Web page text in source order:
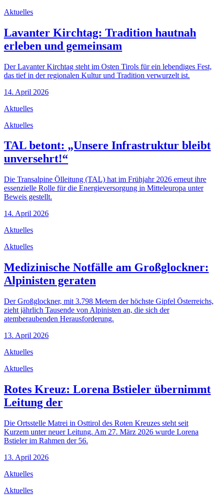
Aktuelles
Lavanter Kirchtag: Tradition hautnah
erleben und gemeinsam
Der Lavanter Kirchtag steht im Osten Tirols für ein lebendiges Fest,
das tief in der regionalen Kultur und Tradition verwurzelt ist.
14. April 2026
Aktuelles
Aktuelles
TAL betont: „Unsere Infrastruktur bleibt
unversehrt!“
Die Transalpine Ölleitung (TAL) hat im Frühjahr 2026 erneut ihre
essenzielle Rolle für die Energieversorgung in Mitteleuropa unter
Beweis gestellt.
14. April 2026
Aktuelles
Aktuelles
Medizinische Notfälle am Großglockner:
Alpinisten geraten
Der Großglockner, mit 3.798 Metern der höchste Gipfel Österreichs,
zieht jährlich Tausende von Alpinisten an, die sich der
atemberaubenden Herausforderung.
13. April 2026
Aktuelles
Aktuelles
Rotes Kreuz: Lorena Bstieler übernimmt
Leitung der
Die Ortsstelle Matrei in Osttirol des Roten Kreuzes steht seit
Kurzem unter neuer Leitung. Am 27. März 2026 wurde Lorena
Bstieler im Rahmen der 56.
13. April 2026
Aktuelles
Aktuelles